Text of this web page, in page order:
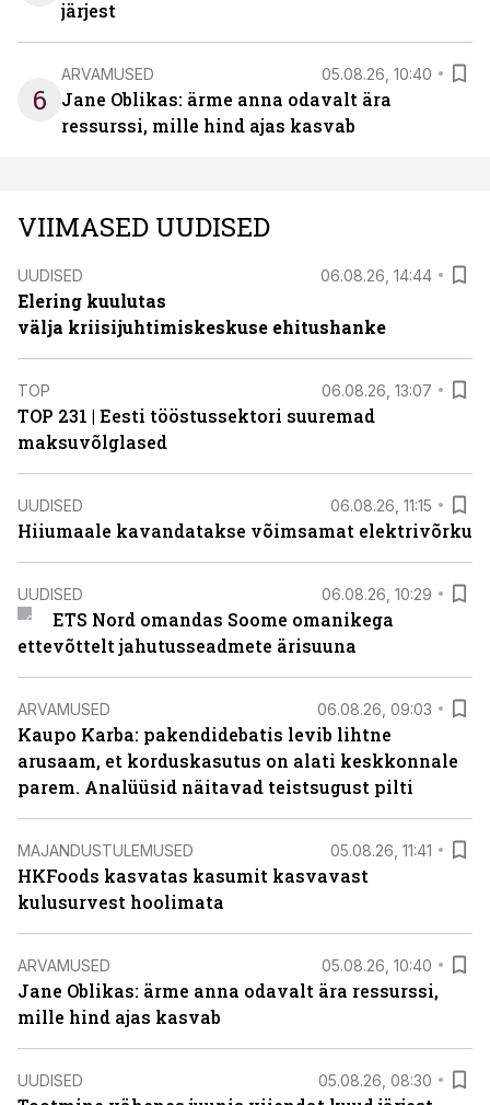
järjest
6
ARVAMUSED 05.08.26, 10:40
Jane Oblikas: ärme anna odavalt ära
ressurssi, mille hind ajas kasvab
VIIMASED UUDISED
UUDISED 06.08.26, 14:44
Elering kuulutas
välja kriisijuhtimiskeskuse ehitushanke
TOP 06.08.26, 13:07
TOP 231 | Eesti tööstussektori suuremad
maksuvõlglased
UUDISED 06.08.26, 11:15
Hiiumaale kavandatakse võimsamat elektrivõrku
UUDISED 06.08.26, 10:29
ETS Nord omandas Soome omanikega
ettevõttelt jahutusseadmete ärisuuna
ARVAMUSED 06.08.26, 09:03
Kaupo Karba: pakendidebatis levib lihtne
arusaam, et korduskasutus on alati keskkonnale
parem. Analüüsid näitavad teistsugust pilti
MAJANDUSTULEMUSED 05.08.26, 11:41
HKFoods kasvatas kasumit kasvavast
kulusurvest hoolimata
ARVAMUSED 05.08.26, 10:40
Jane Oblikas: ärme anna odavalt ära ressurssi,
mille hind ajas kasvab
UUDISED 05.08.26, 08:30